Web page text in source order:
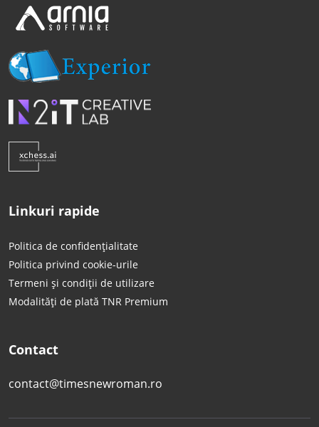
Linkuri rapide
Politica de confidențialitate
Politica privind cookie-urile
Termeni și condiții de utilizare
Modalități de plată TNR Premium
Contact
contact@timesnewroman.ro